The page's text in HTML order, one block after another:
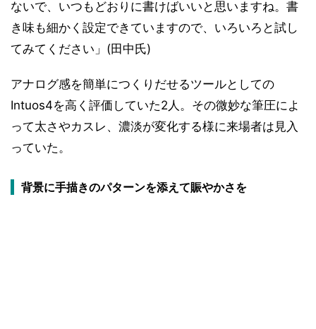
ないで、いつもどおりに書けばいいと思いますね。書
き味も細かく設定できていますので、いろいろと試し
てみてください」(田中氏)
アナログ感を簡単につくりだせるツールとしての
Intuos4を高く評価していた2人。その微妙な筆圧によ
って太さやカスレ、濃淡が変化する様に来場者は見入
っていた。
背景に手描きのパターンを添えて賑やかさを